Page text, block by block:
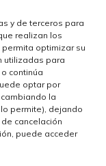
y de terceros para
realizan los
optimizar su
utilizadas para
continúa
optar por
la
permite), dejando
cancelación
puede acceder
experiencia en
y está
de hilos
seguros y
tu apariencia y